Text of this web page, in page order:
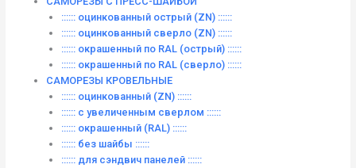
:::::: оцинкованный острый (ZN) ::::::
:::::: оцинкованный сверло (ZN) ::::::
:::::: окрашенный по RAL (острый) ::::::
:::::: окрашенный по RAL (сверло) ::::::
САМОРЕЗЫ КРОВЕЛЬНЫЕ
:::::: оцинкованный (ZN) ::::::
:::::: с увеличенным сверлом ::::::
:::::: окрашенный (RAL) ::::::
:::::: без шайбы ::::::
:::::: для сэндвич панелей ::::::